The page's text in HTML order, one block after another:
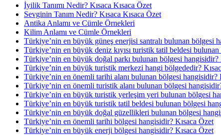
İyilik Tanımı Nedir? Kısaca Kısaca Özet
Sevginin Tanım Nedir? Kısaca Kısaca Özet
Antika Anlamı ve Cümle Örnekleri
Kilim Anlamı ve Cümle Örnekleri
Türkiye’nin en büyük güneş enerjisi santralı bulunan bölgesi
Türkiye’nin en büyük deniz kıyısı turistik tatil beldesi
Türkiye’nin en büyük doğal parkı bulunan bölgesi hangisidir?
Türkiye’nin en büyük turistik merkezi hangi bölgededir?
Türkiye’nin en önemli tarihi alanı bulunan bölgesi hangisidir?
Türkiye’nin en önemli turistik alanı bulunan bölgesi
Türkiye’nin en büyük turistik yerleşim yeri bulunan bölgesi
Türkiye’nin en büyük turistik tatil beldesi bulunan bölgesi
Türkiye’nin en büyük doğal güzellikleri bulunan bölgesi
Türkiye’nin en önemli tarihi bölgesi hangisidir? Kısaca Özet
Türkiye’nin en büyük enerji bölgesi hangisidir? Kısaca Özet